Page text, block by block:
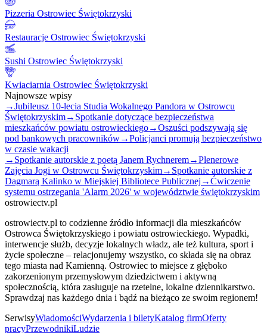
Pizzeria Ostrowiec Świętokrzyski
Restauracje Ostrowiec Świętokrzyski
Sushi Ostrowiec Świętokrzyski
Kwiaciarnia Ostrowiec Świętokrzyski
Najnowsze wpisy
→Jubileusz 10-lecia Studia Wokalnego Pandora w Ostrowcu
Świętokrzyskim→ Spotkanie dotyczące bezpieczeństwa
mieszkańców powiatu ostrowieckiego→Oszuści podszywają się
pod bankowych pracowników→Policjanci promują bezpieczeństwo
w czasie wakacji
→ Spotkanie autorskie z poetą Janem Rychnerem→Plenerowe
Zajęcia Jogi w Ostrowcu Świętokrzyskim→ Spotkanie autorskie z
Dagmarą Kalinko w Miejskiej Bibliotece Publicznej →Ćwiczenie
systemu ostrzegania 'Alarm 2026' w województwie świętokrzyskim
ostrowiectv.pl
ostrowiectv.pl to codzienne źródło informacji dla mieszkańców
Ostrowca Świętokrzyskiego i powiatu ostrowieckiego. Wypadki,
interwencje służb, decyzje lokalnych władz, ale też kultura, sport i
życie społeczne – relacjonujemy wszystko, co składa się na obraz
tego miasta nad Kamienną. Ostrowiec to miejsce z głęboko
zakorzenionym przemysłowym dziedzictwem i aktywną
społecznością, która zasługuje na rzetelne, lokalne dziennikarstwo.
Sprawdzaj nas każdego dnia i bądź na bieżąco ze swoim regionem!
SerwisyWiadomościWydarzenia i biletyKatalog firmOferty
pracyPrzewodnikiLudzie